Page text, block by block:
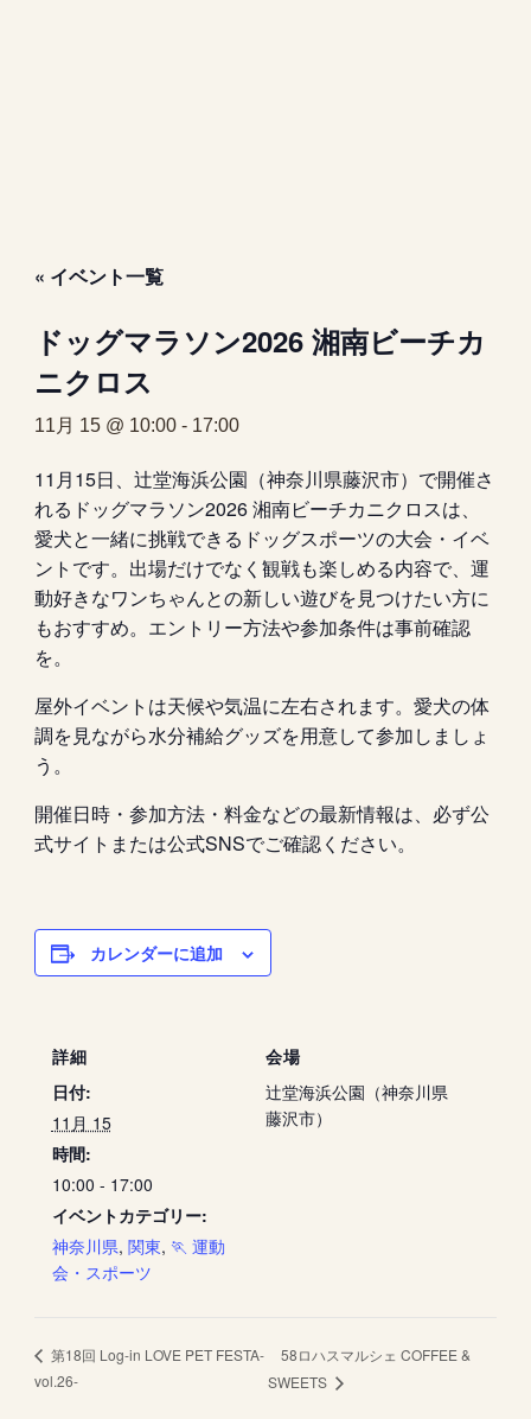
« イベント一覧
ドッグマラソン2026 湘南ビーチカ
ニクロス
11月 15 @ 10:00- 17:00
11月15日、辻堂海浜公園（神奈川県藤沢市）で開催さ
れるドッグマラソン2026 湘南ビーチカニクロスは、
愛犬と一緒に挑戦できるドッグスポーツの大会・イベ
ントです。出場だけでなく観戦も楽しめる内容で、運
動好きなワンちゃんとの新しい遊びを見つけたい方に
もおすすめ。エントリー方法や参加条件は事前確認
を。
屋外イベントは天候や気温に左右されます。愛犬の体
調を見ながら水分補給グッズを用意して参加しましょ
う。
開催日時・参加方法・料金などの最新情報は、必ず公
式サイトまたは公式SNSでご確認ください。
カレンダーに追加
詳細
日付:
11月 15
時間:
10:00 - 17:00
イベントカテゴリー:
神奈川県, 関東, 🏃 運動
会・スポーツ
会場
辻堂海浜公園（神奈川県
藤沢市）
第18回 Log-in LOVE PET FESTA-
vol.26-
58ロハスマルシェ COFFEE &
SWEETS